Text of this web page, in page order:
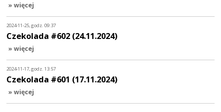
» więcej
2024-11-25, godz. 09:37
Czekolada #602 (24.11.2024)
» więcej
2024-11-17, godz. 13:57
Czekolada #601 (17.11.2024)
» więcej